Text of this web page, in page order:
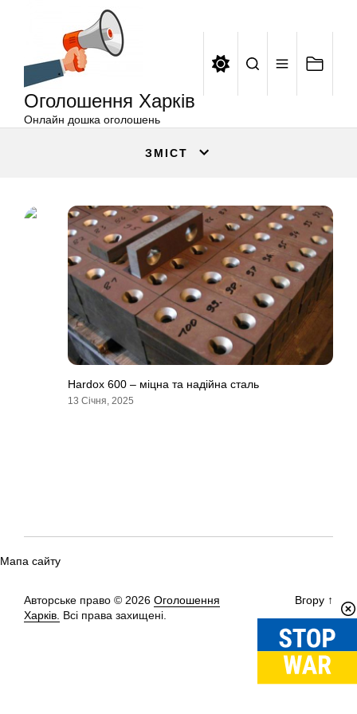
Оголошення Харків
Онлайн дошка оголошень
ЗМІСТ
Hardox 600 – міцна та надійна сталь
13 Січня, 2025
Мапа сайту
Авторське право © 2026 Оголошення
Харків. Всі права захищені.
Вгору ↑